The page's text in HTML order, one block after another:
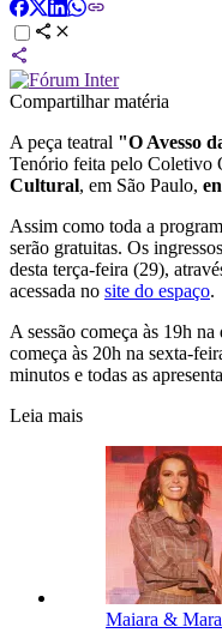
Compartilhar matéria
A peça teatral "O Avesso
Tenório feita pelo Coletivo
Cultural, em São Paulo,
Assim como toda a
serão gratuitas. Os
desta terça-feira (29),
acessada no site do espaço.
A sessão começa às 19h
começa às 20h na sexta-
minutos e todas as
Leia mais
Maiara &